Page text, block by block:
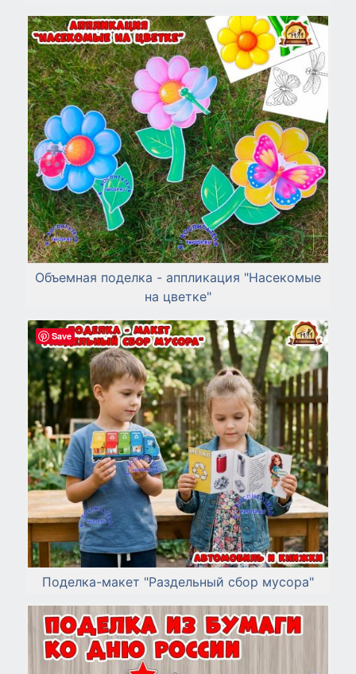
Объемная поделка - аппликация "Насекомые
на цветке"
Поделка-макет "Раздельный сбор мусора"
Save